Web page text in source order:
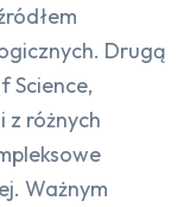
Drugą
Science,
z różnych
Ważnym